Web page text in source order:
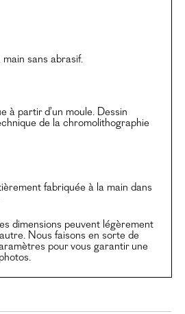
main sans abrasif.
à partir d’un moule. Dessin
de la chromolithographie
fabriquée à la main dans
dimensions peuvent légèrement
Nous faisons en sorte de
pour vous garantir une